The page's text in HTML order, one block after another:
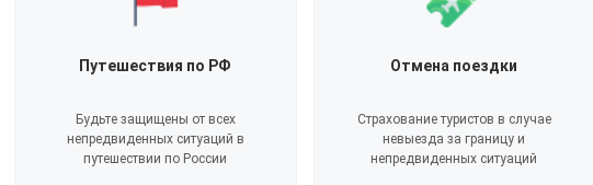
Путешествия по РФ
Будьте защищены от всех
непредвиденных ситуаций в
путешествии по России
Отмена поездки
Страхование туристов в случае
невыезда за границу и
непредвиденных ситуаций